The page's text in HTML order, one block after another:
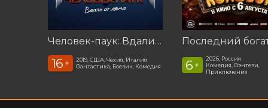
Человек-паук: Вдали от дома (2019)
16 +
2019, США, Чехия, Италия
Фантастика, Боевик, Комедия
6 +
2026, Россия
Комедия, Фэнтези,
Приключения